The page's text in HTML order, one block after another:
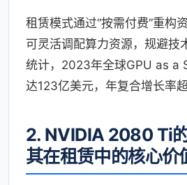
租赁模式通过“按需付费”重构
可灵活调配算力资源，规避技
统计，2023年全球GPU as a
达123亿美元，年复合增长率超
2. NVIDIA 2080 Ti
其在租赁中的核心价